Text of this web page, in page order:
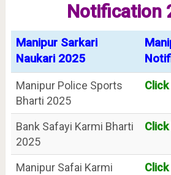
Notification
Manipur Sarkari
Naukari 2025
Manipur Police Sports
Bharti 2025
Click
Bank Safayi Karmi Bharti
2025
Click
Manipur Safai Karmi
Click